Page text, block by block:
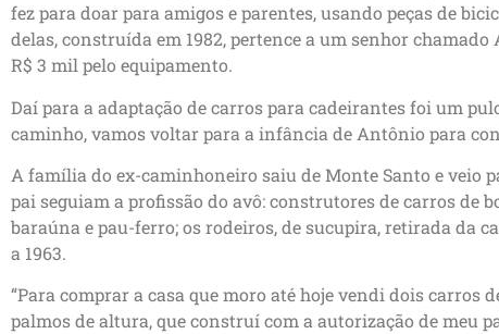
fez para doar para amigos e parentes, usando peças de
delas, construída em 1982, pertence a um senhor chamado
R$ 3 mil pelo equipamento.
Daí para a adaptação de carros para cadeirantes foi um
caminho, vamos voltar para a infância de Antônio para
A família do ex-caminhoneiro saiu de Monte Santo e veio
pai seguiam a profissão do avô: construtores de carros de
baraúna e pau-ferro; os rodeiros, de sucupira, retirada da
a 1963.
“Para comprar a casa que moro até hoje vendi dois carros
palmos de altura, que construí com a autorização de meu